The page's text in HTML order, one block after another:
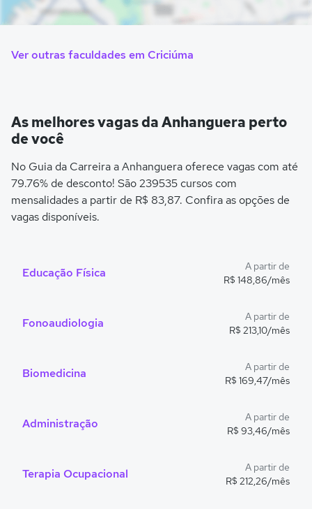
Ver outras faculdades em Criciúma
As melhores vagas da Anhanguera perto
de você
No Guia da Carreira a Anhanguera oferece vagas com até
79.76% de desconto! São 239535 cursos com
mensalidades a partir de R$ 83,87. Confira as opções de
vagas disponíveis.
Educação Física
A partir de
R$ 148,86/mês
Fonoaudiologia
A partir de
R$ 213,10/mês
Biomedicina
A partir de
R$ 169,47/mês
Administração
A partir de
R$ 93,46/mês
Terapia Ocupacional
A partir de
R$ 212,26/mês